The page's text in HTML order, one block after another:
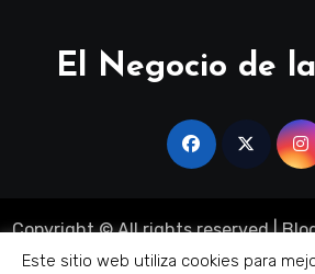
El Negocio de
Copyright © All rights reserved |
Sobre Nosotros Quienes
Este sitio web utiliza cookies para